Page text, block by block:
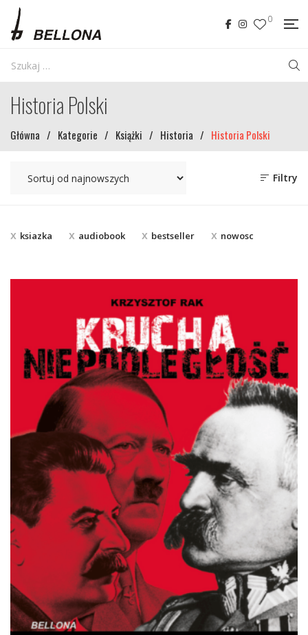
0
Historia Polski
Główna / Kategorie / Książki / Historia / Historia Polski
Filtry
ksiazka audiobook bestseller nowosc